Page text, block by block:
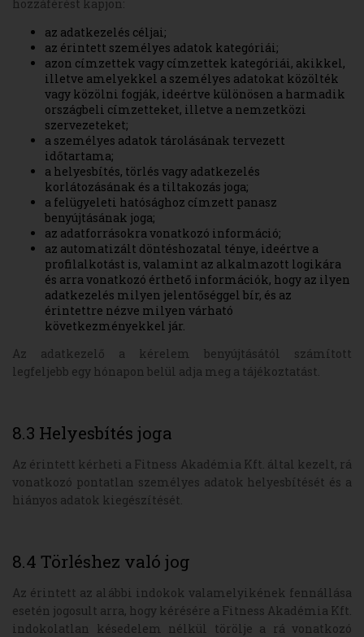
hozzáférést kapjon:
az adatkezelés céljai;
az érintett személyes adatok kategóriái;
azon címzettek vagy címzettek kategóriái, akikkel,
illetve amelyekkel a személyes adatokat közölték
vagy közölni fogják, ideértve különösen a harmadik
országbeli címzetteket, illetve a nemzetközi
szervezeteket;
a személyes adatok tárolásának tervezett
időtartama;
a helyesbítés, törlés vagy adatkezelés
korlátozásának és a tiltakozás joga;
a felügyeleti hatósághoz címzett panasz
benyújtásának joga;
az adatforrásokra vonatkozó információ;
az automatizált döntéshozatal ténye, ideértve a
profilalkotást is, valamint az alkalmazott logikára
és arra vonatkozó érthető információk, hogy az ilyen
adatkezelés milyen jelentőséggel bír, és az
érintettre nézve milyen várható
következményekkel jár.
Az adatkezelő a kérelem benyújtásától számított
legfeljebb egy hónapon belül adja meg a tájékoztatást.
8.3 Helyesbítés joga
Az érintett kérheti a Fitness Akadémia Kft. által kezelt, rá
vonatkozó pontatlan személyes adatok helyesbítését és a
hiányos adatok kiegészítését.
8.4 Törléshez való jog
Az érintett az alábbi indokok valamelyikének fennállása
esetén jogosult arra, hogy kérésére a Fitness Akadémia Kft.
indokolatlan késedelem nélkül törölje a rá vonatkozó